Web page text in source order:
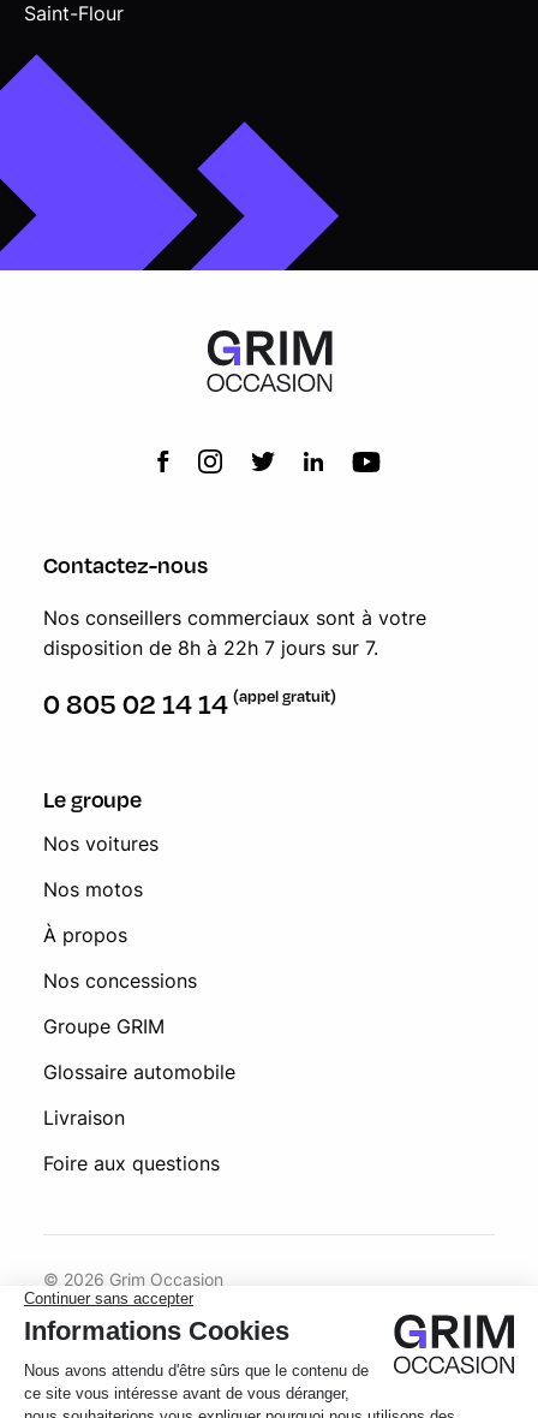
Saint-Flour
Contactez-nous
Nos conseillers commerciaux sont à votre
disposition de 8h à 22h 7 jours sur 7.
0 805 02 14 14 (appel gratuit)
Le groupe
Nos voitures
Nos motos
À propos
Nos concessions
Groupe GRIM
Glossaire automobile
Livraison
Foire aux questions
© 2026 Grim Occasion
Conditions générales d’utilisation
Politique de confidentialité